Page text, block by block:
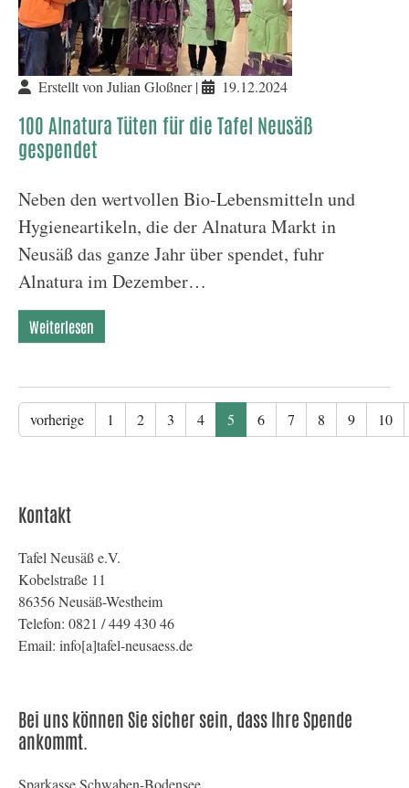
Erstellt von Julian Gloßner | 19.12.2024
100 Alnatura Tüten für die Tafel Neusäß
gespendet
Neben den wertvollen Bio-Lebensmitteln und
Hygieneartikeln, die der Alnatura Markt in
Neusäß das ganze Jahr über spendet, fuhr
Alnatura im Dezember…
Weiterlesen
vorherige 1 2 3 4 5 6 7 8 9 10
Kontakt
Tafel Neusäß e.V.
Kobelstraße 11
86356 Neusäß-Westheim
Telefon: 0821 / 449 430 46
Email: info[a]tafel-neusaess.de
Bei uns können Sie sicher sein, dass Ihre Spende
ankommt.